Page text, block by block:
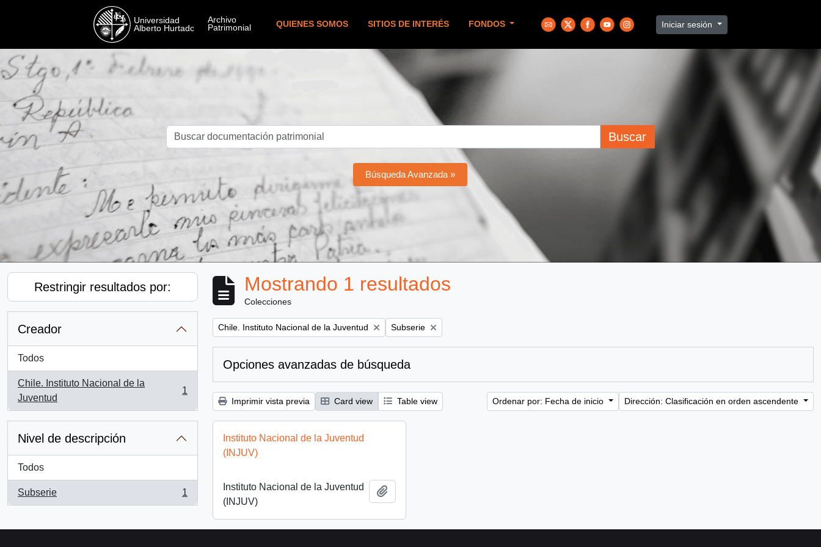
QUIENES SOMOS SITIOS DE INTERÉS FONDOS Iniciar sesión
Buscar
Búsqueda Avanzada »
Restringir resultados por:
Creador
Todos
Chile. Instituto Nacional de la
Juventud
, 1 resultados
1
Nivel de descripción
Todos
Subserie
, 1 resultados
1
Mostrando 1 resultados
Colecciones
Remove filter:
Chile. Instituto Nacional de la Juventud Remove filter:
Subserie
Opciones avanzadas de búsqueda
Imprimir vista previa Card view Table view Ordenar por: Fecha de inicio Dirección: Clasificación en orden ascendente
Instituto Nacional de la Juventud
(INJUV)
Instituto Nacional de la Juventud
(INJUV)